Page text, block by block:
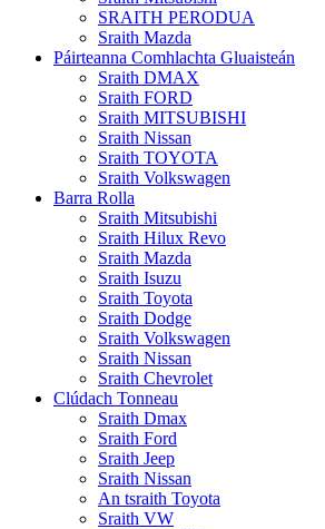
SRAITH PERODUA
Sraith Mazda
Páirteanna Comhlachta Gluaisteán
Sraith DMAX
Sraith FORD
Sraith MITSUBISHI
Sraith Nissan
Sraith TOYOTA
Sraith Volkswagen
Barra Rolla
Sraith Mitsubishi
Sraith Hilux Revo
Sraith Mazda
Sraith Isuzu
Sraith Toyota
Sraith Dodge
Sraith Volkswagen
Sraith Nissan
Sraith Chevrolet
Clúdach Tonneau
Sraith Dmax
Sraith Ford
Sraith Jeep
Sraith Nissan
An tsraith Toyota
Sraith VW